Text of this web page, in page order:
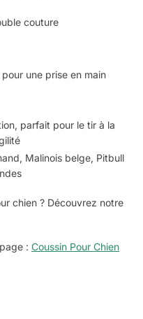
couture
une prise en main
parfait pour le tir à la
Malinois belge, Pitbull
chien ? Découvrez notre
: Coussin Pour Chien